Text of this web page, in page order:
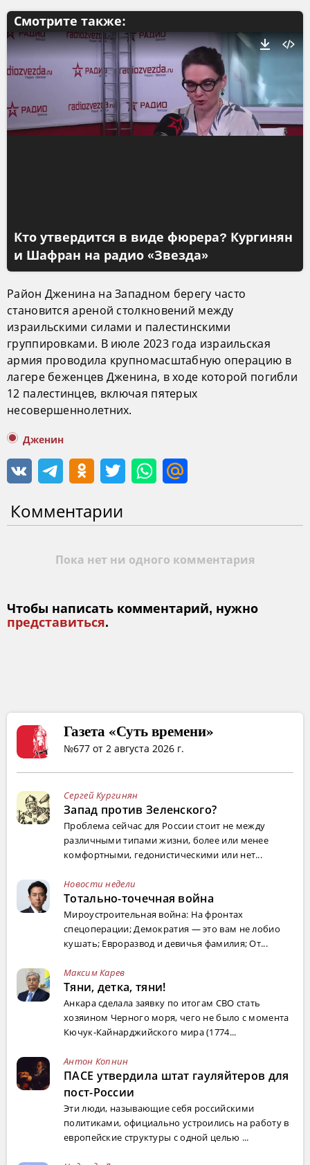
Смотрите также:
Кто утвердится в виде фюрера? Кургинян
и Шафран на радио «Звезда»
Район Дженина на Западном берегу часто
становится ареной столкновений между
израильскими силами и палестинскими
группировками. В июле 2023 года израильская
армия проводила крупномасштабную операцию в
лагере беженцев Дженина, в ходе которой погибли
12 палестинцев, включая пятерых
несовершеннолетних.
Дженин
Комментарии
Пока нет ни одного комментария
Чтобы написать комментарий, нужно
представиться.
Газета «Суть времени»
№677 от 2 августа 2026 г.
Сергей Кургинян
Запад против Зеленского?
Проблема сейчас для России стоит не между
различными типами жизни, более или менее
комфортными, гедонистическими или нет...
Новости недели
Тотально-точечная война
Мироустроительная война: На фронтах
спецоперации; Демократия — это вам не лобио
кушать; Евроразвод и девичья фамилия; От...
Максим Карев
Тяни, детка, тяни!
Анкара сделала заявку по итогам СВО стать
хозяином Черного моря, чего не было с момента
Кючук-Кайнарджийского мира (1774...
Антон Копнин
ПАСЕ утвердила штат гауляйтеров для
пост-России
Эти люди, называющие себя российскими
политиками, официально устроились на работу в
европейские структуры с одной целью ...